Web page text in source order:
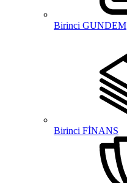
Birinci GUNDEM
Birinci FİNANS